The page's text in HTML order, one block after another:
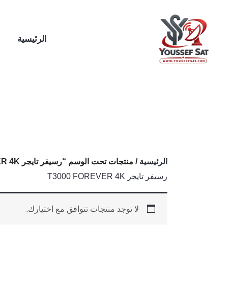
الرئيسية
الرئيسية / منتجات تحت الوسم “رسيفر تايجر T3000 FOREVER 4K”
رسيفر تايجر T3000 FOREVER 4K
لا توجد منتجات تتوافق مع اختيارك.